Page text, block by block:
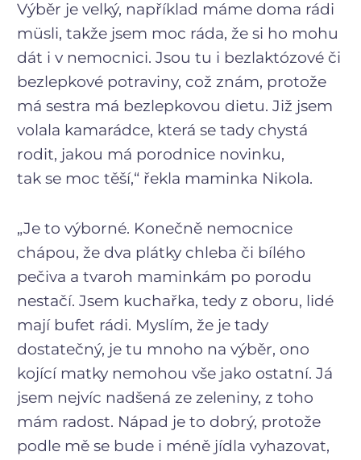
Výběr je velký, například máme doma rádi
müsli, takže jsem moc ráda, že si ho mohu
dát i v nemocnici. Jsou tu i bezlaktózové či
bezlepkové potraviny, což znám, protože
má sestra má bezlepkovou dietu. Již jsem
volala kamarádce, která se tady chystá
rodit, jakou má porodnice novinku,
tak se moc těší,“ řekla maminka Nikola.
„Je to výborné. Konečně nemocnice
chápou, že dva plátky chleba či bílého
pečiva a tvaroh maminkám po porodu
nestačí. Jsem kuchařka, tedy z oboru, lidé
mají bufet rádi. Myslím, že je tady
dostatečný, je tu mnoho na výběr, ono
kojící matky nemohou vše jako ostatní. Já
jsem nejvíc nadšená ze zeleniny, z toho
mám radost. Nápad je to dobrý, protože
podle mě se bude i méně jídla vyhazovat,